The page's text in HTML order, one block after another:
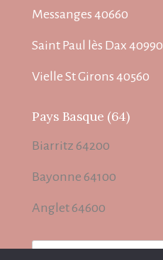
Messanges 40660
Saint Paul lès Dax 40990
Vielle St Girons 40560
Pays Basque (64)
Biarritz 64200
Bayonne 64100
Anglet 64600
Rechercher